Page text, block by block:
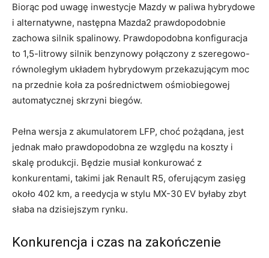
Biorąc pod uwagę inwestycje Mazdy w paliwa hybrydowe
i alternatywne, następna Mazda2 prawdopodobnie
zachowa silnik spalinowy. Prawdopodobna konfiguracja
to 1,5-litrowy silnik benzynowy połączony z szeregowo-
równoległym układem hybrydowym przekazującym moc
na przednie koła za pośrednictwem ośmiobiegowej
automatycznej skrzyni biegów.
Pełna wersja z akumulatorem LFP, choć pożądana, jest
jednak mało prawdopodobna ze względu na koszty i
skalę produkcji. Będzie musiał konkurować z
konkurentami, takimi jak Renault R5, oferującym zasięg
około 402 km, a reedycja w stylu MX-30 EV byłaby zbyt
słaba na dzisiejszym rynku.
Konkurencja i czas na zakończenie